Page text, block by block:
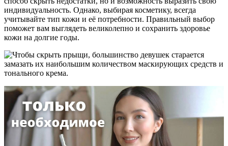
индивидуальность. Однако, выбирая косметику, всегда
учитывайте тип кожи и её потребности. Правильный выбор
поможет вам выглядеть великолепно и сохранить здоровье
кожи на долгие годы.